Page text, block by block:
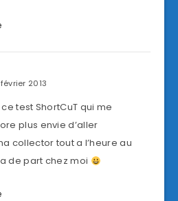
février 2013
test ShortCuT qui me
plus envie d’aller
collector tout a l’heure au
de part chez moi